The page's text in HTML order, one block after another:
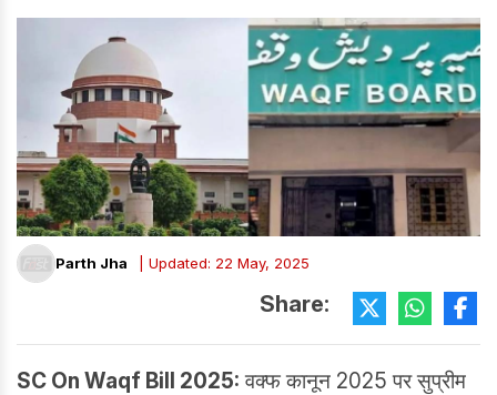
Parth Jha | Updated: 22 May, 2025
Share:
SC On Waqf Bill 2025: वक्फ कानून 2025 पर सुप्रीम